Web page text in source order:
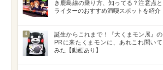
き鹿島線の乗り方、知ってる？注意点と
ライターのおすすめ満喫スポットを紹介
4
誕生からこれまで！『大くまモン展』の
PRに来たくまモンに、あれこれ聞いて
みた【動画あり】